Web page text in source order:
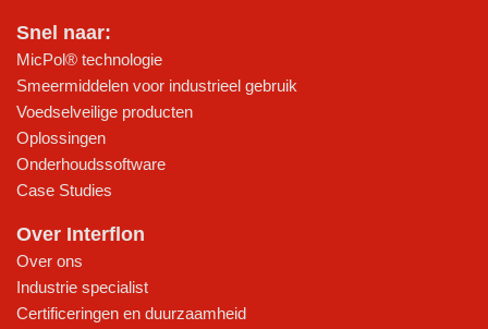
Snel naar:
MicPol® technologie
Smeermiddelen voor industrieel gebruik
Voedselveilige producten
Oplossingen
Onderhoudssoftware
Case Studies
Over Interflon
Over ons
Industrie specialist
Certificeringen en duurzaamheid